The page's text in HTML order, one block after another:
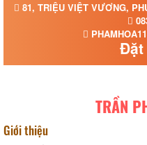
81, TRIỆU VIỆT VƯƠNG,
Đặt
TRẦN
Giới thiệu